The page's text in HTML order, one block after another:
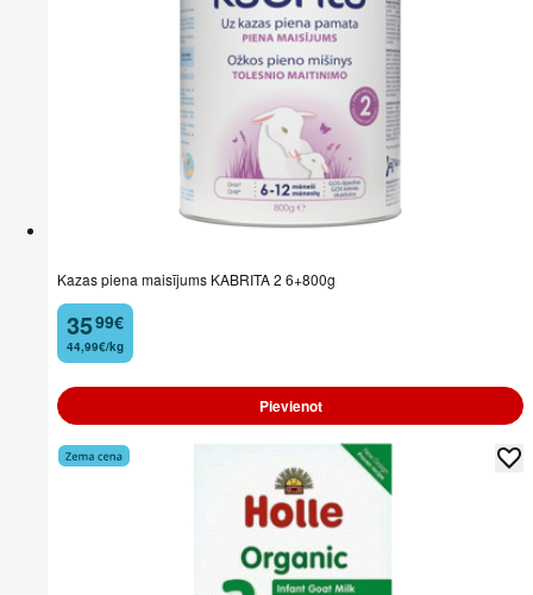
Kazas piena maisījums KABRITA 2 6+800g
35
. 99€
44,99€/kg
Pievienot